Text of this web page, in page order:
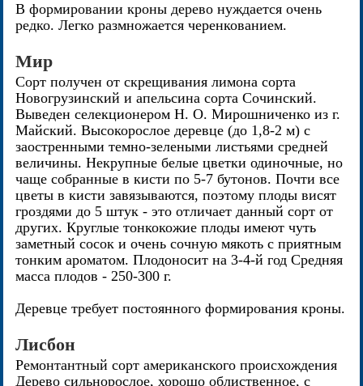
В формировании кроны дерево нуждается очень
редко. Легко размножается черенкованием.
Мир
Сорт получен от скрещивания лимона сорта
Новогрузинский и апельсина сорта Сочинский.
Выведен селекционером Н. О. Мирошниченко из г.
Майский. Высокорослое деревце (до 1,8-2 м) с
заостренными темно-зелеными листьями средней
величины. Некрупные белые цветки одиночные, но
чаще собранные в кисти по 5-7 бутонов. Почти все
цветы в кисти завязываются, поэтому плоды висят
гроздями до 5 штук - это отличает данный сорт от
других. Круглые тонкокожие плоды имеют чуть
заметный сосок и очень сочную мякоть с приятным
тонким ароматом. Плодоносит на 3-4-й год Средняя
масса плодов - 250-300 г.
Деревце требует постоянного формирования кроны.
Лисбон
Ремонтантный сорт американского происхождения
Дерево сильнорослое, хорошо облиственное, с